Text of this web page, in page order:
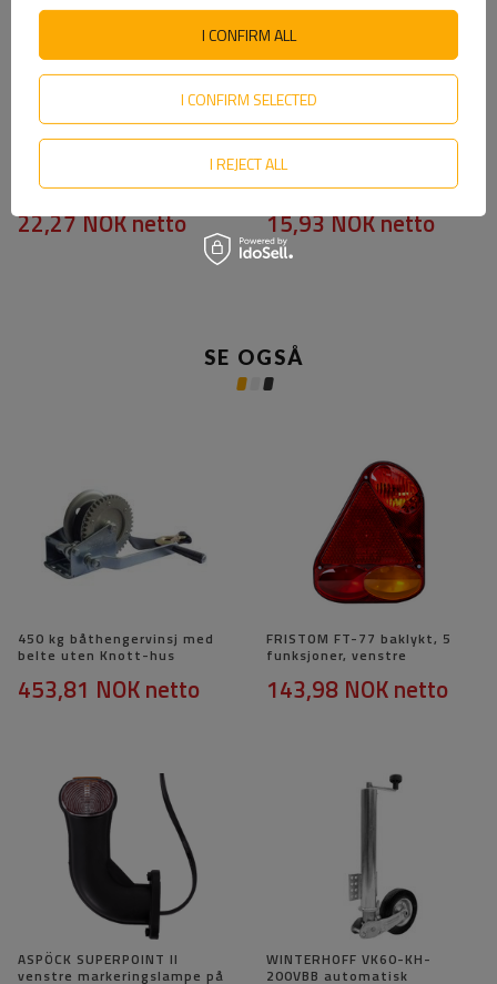
Firkantklemme M12 70/42/70
22,27 NOKnetto
M8 rund u-bolt med muttere
og skiver 43/81
15,93 NOKnetto
SE OGSÅ
450 kg båthengervinsj med
belte uten Knott-hus
453,81 NOKnetto
FRISTOM FT-77 baklykt, 5
funksjoner, venstre
143,98 NOKnetto
ASPÖCK SUPERPOINT II
venstre markeringslampe på
WINTERHOFF VK60-KH-
200VBB automatisk
I CONFIRM SELECTED
I REJECT ALL
I CONFIRM ALL